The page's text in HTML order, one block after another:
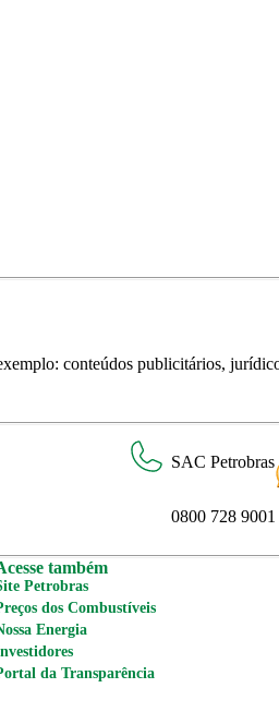
conteúdos publicitários,
SAC Petrobras
0800 728 9001
também
Petrobras
dos Combustíveis
Energia
da Transparência